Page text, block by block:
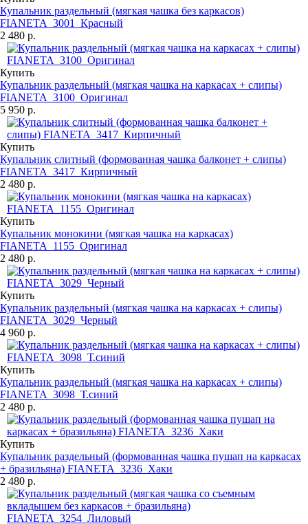
Купальник раздельный (мягкая чашка без каркасов)
FIANETA_3001_Красный
2 480 р.
Купить
Купальник раздельный (мягкая чашка на каркасах + слипы)
FIANETA_3100_Оригинал
5 950 р.
Купить
Купальник слитный (формованная чашка балконет + слипы)
FIANETA_3417_Кирпичный
2 480 р.
Купить
Купальник монокини (мягкая чашка на каркасах)
FIANETA_1155_Оригинал
2 480 р.
Купить
Купальник раздельный (мягкая чашка на каркасах + слипы)
FIANETA_3029_Черный
4 960 р.
Купить
Купальник раздельный (мягкая чашка на каркасах + слипы)
FIANETA_3098_Т.синий
2 480 р.
Купить
Купальник раздельный (формованная чашка пушап на каркасах
+ бразильяна) FIANETA_3236_Хаки
2 480 р.